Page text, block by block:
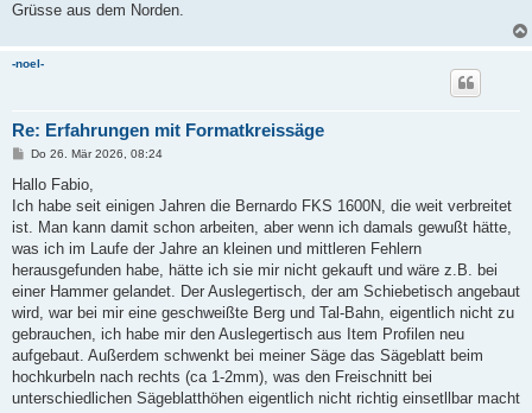
Grüsse aus dem Norden.
-noel-
Re: Erfahrungen mit Formatkreissäge
B
i
r
a
Do 26. Mär 2026, 08:24
Hallo Fabio,
Ich habe seit einigen Jahren die Bernardo FKS 1600N, die weit verbreitet
ist. Man kann damit schon arbeiten, aber wenn ich damals gewußt hätte,
was ich im Laufe der Jahre an kleinen und mittleren Fehlern
herausgefunden habe, hätte ich sie mir nicht gekauft und wäre z.B. bei
einer Hammer gelandet. Der Auslegertisch, der am Schiebetisch angebaut
wird, war bei mir eine geschweißte Berg und Tal-Bahn, eigentlich nicht zu
gebrauchen, ich habe mir den Auslegertisch aus Item Profilen neu
aufgebaut. Außerdem schwenkt bei meiner Säge das Sägeblatt beim
hochkurbeln nach rechts (ca 1-2mm), was den Freischnitt bei
unterschiedlichen Sägeblatthöhen eigentlich nicht richtig einsetllbar macht